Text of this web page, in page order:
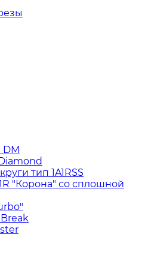
DM
тип 1A1RSS
"Корона" со сплошной